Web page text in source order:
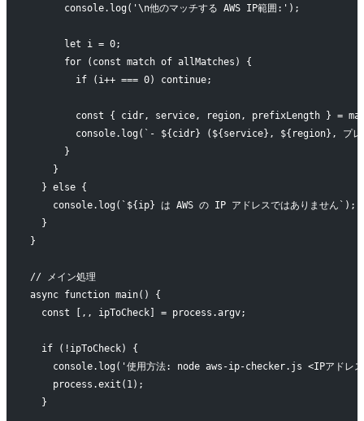
      console.log('\n他のマッチする AWS IP範囲:');
      let i = 0;
      for (const match of allMatches) {
        if (i++ === 0) continue;
const { cidr, service, region, prefixLength } =
console.log(`- ${cidr} (${service}, ${region}, プレ
      }
    }
  } else {
    console.log(`${ip} は AWS の IP アドレスではありません`);
  }
}
// メイン処理
async function main() {
  const [,, ipToCheck] = process.argv;
  if (!ipToCheck) {
console.log('使用方法: node aws-ip-checker.js <IPアドレ
    process.exit(1);
  }